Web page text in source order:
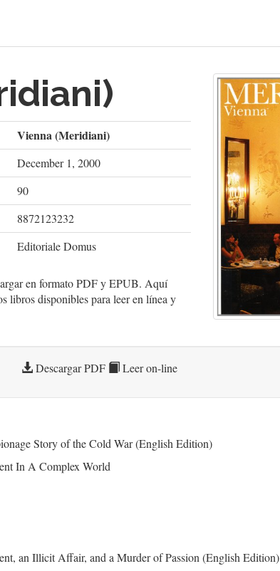
Vienna (Meridiani)
December 1, 2000
90
8872123232
Editoriale Domus
en formato PDF y EPUB. Aquí
libros disponibles para leer en línea y
Descargar PDF Leer on-line
Story of the Cold War (English Edition)
In A Complex World
an Illicit Affair, and a Murder of Passion (English Edition)